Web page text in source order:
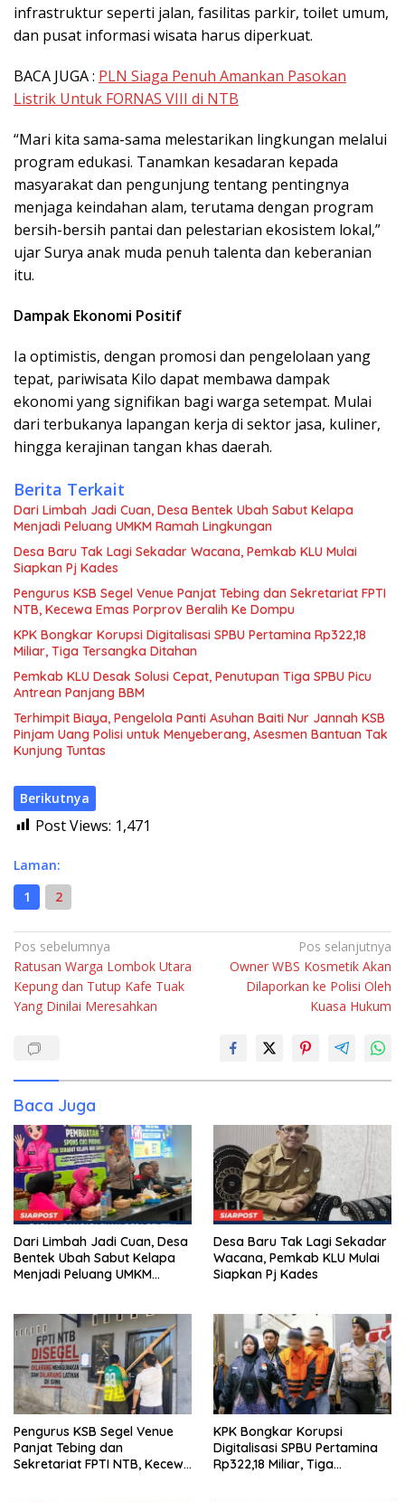
infrastruktur seperti jalan, fasilitas parkir, toilet umum,
dan pusat informasi wisata harus diperkuat.
BACA JUGA : PLN Siaga Penuh Amankan Pasokan
Listrik Untuk FORNAS VIII di NTB
“Mari kita sama-sama melestarikan lingkungan melalui
program edukasi. Tanamkan kesadaran kepada
masyarakat dan pengunjung tentang pentingnya
menjaga keindahan alam, terutama dengan program
bersih-bersih pantai dan pelestarian ekosistem lokal,”
ujar Surya anak muda penuh talenta dan keberanian
itu.
Dampak Ekonomi Positif
Ia optimistis, dengan promosi dan pengelolaan yang
tepat, pariwisata Kilo dapat membawa dampak
ekonomi yang signifikan bagi warga setempat. Mulai
dari terbukanya lapangan kerja di sektor jasa, kuliner,
hingga kerajinan tangan khas daerah.
Berita Terkait
Dari Limbah Jadi Cuan, Desa Bentek Ubah Sabut Kelapa
Menjadi Peluang UMKM Ramah Lingkungan
Desa Baru Tak Lagi Sekadar Wacana, Pemkab KLU Mulai
Siapkan Pj Kades
Pengurus KSB Segel Venue Panjat Tebing dan Sekretariat FPTI
NTB, Kecewa Emas Porprov Beralih Ke Dompu
KPK Bongkar Korupsi Digitalisasi SPBU Pertamina Rp322,18
Miliar, Tiga Tersangka Ditahan
Pemkab KLU Desak Solusi Cepat, Penutupan Tiga SPBU Picu
Antrean Panjang BBM
Terhimpit Biaya, Pengelola Panti Asuhan Baiti Nur Jannah KSB
Pinjam Uang Polisi untuk Menyeberang, Asesmen Bantuan Tak
Kunjung Tuntas
Berikutnya
Post Views: 1,471
Laman:
1
2
Navigasi
pos
Pos sebelumnya
Ratusan Warga Lombok Utara
Kepung dan Tutup Kafe Tuak
Yang Dinilai Meresahkan
Pos selanjutnya
Owner WBS Kosmetik Akan
Dilaporkan ke Polisi Oleh
Kuasa Hukum
Baca Juga
Dari Limbah Jadi Cuan, Desa
Bentek Ubah Sabut Kelapa
Menjadi Peluang UMKM
Desa Baru Tak Lagi Sekadar
Wacana, Pemkab KLU Mulai
Siapkan Pj Kades
Pengurus KSB Segel Venue
Panjat Tebing dan
Sekretariat FPTI NTB, Kecewa
KPK Bongkar Korupsi
Digitalisasi SPBU Pertamina
Rp322,18 Miliar, Tiga